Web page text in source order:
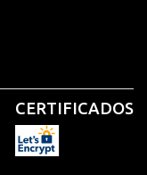
CERTIFICADOS